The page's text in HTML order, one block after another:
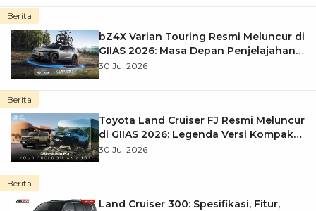
Berita
bZ4X Varian Touring Resmi Meluncur di
GIIAS 2026: Masa Depan Penjelajahan
Elektrik
30 Jul 2026
Berita
Toyota Land Cruiser FJ Resmi Meluncur
di GIIAS 2026: Legenda Versi Kompak
yang Segera Hadir di Auto2000
30 Jul 2026
Berita
Land Cruiser 300: Spesifikasi, Fitur,